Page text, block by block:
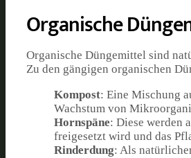
Organische
Organische Düngemittel sind
Zu den gängigen organischen
Kompost: Eine Mischung
Wachstum von
Hornspäne: Diese werden
freigesetzt wird und das
Rinderdung: Als